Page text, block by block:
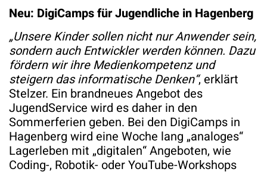
Neu: DigiCamps für Jugendliche in Hagenberg
„Unsere Kinder sollen nicht nur Anwender sein,
sondern auch Entwickler werden können. Dazu
fördern wir ihre Medienkompetenz und
steigern das informatische Denken“, erklärt
Stelzer. Ein brandneues Angebot des
JugendService wird es daher in den
Sommerferien geben. Bei den DigiCamps in
Hagenberg wird eine Woche lang „analoges“
Lagerleben mit „digitalen“ Angeboten, wie
Coding-, Robotik- oder YouTube-Workshops